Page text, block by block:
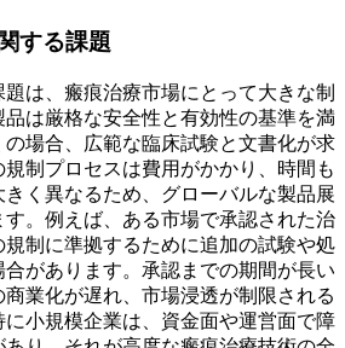
する課題
は、瘢痕治療市場にとって大きな制
は厳格な安全性と有効性の基準を満
場合、広範な臨床試験と文書化が求
制プロセスは費用がかかり、時間も
く異なるため、グローバルな製品展
。例えば、ある市場で承認された治
制に準拠するために追加の試験や処
があります。承認までの期間が長い
業化が遅れ、市場浸透が制限される
小規模企業は、資金面や運営面で障